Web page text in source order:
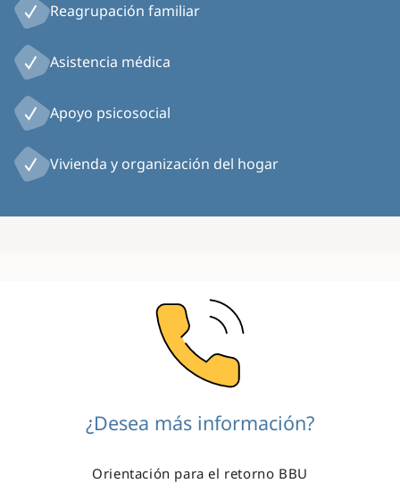
Reagrupación familiar
Asistencia médica
Apoyo psicosocial
Vivienda y organización del hogar
¿Desea más información?
Orientación para el retorno BBU